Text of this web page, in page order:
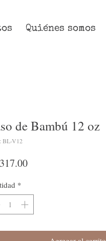
Quiénes somos
de Bambú 12 oz
BL-V12
Precio
*